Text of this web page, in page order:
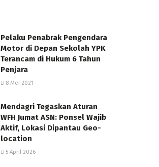
Pelaku Penabrak Pengendara
Motor di Depan Sekolah YPK
Terancam di Hukum 6 Tahun
Penjara
8 Mei 2021
Mendagri Tegaskan Aturan
WFH Jumat ASN: Ponsel Wajib
Aktif, Lokasi Dipantau Geo-
location
5 April 2026